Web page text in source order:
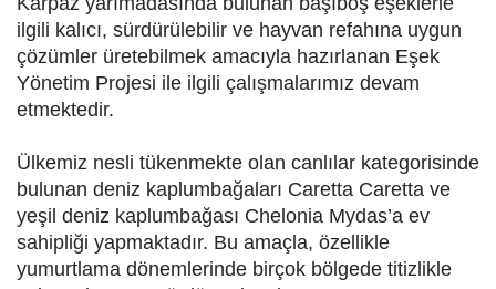
ilgili kalıcı, sürdürülebilir ve hayvan refahına uygun
çözümler üretebilmek amacıyla hazırlanan Eşek
Yönetim Projesi ile ilgili çalışmalarımız devam
etmektedir.
Ülkemiz nesli tükenmekte olan canlılar kategorisinde
bulunan deniz kaplumbağaları Caretta Caretta ve
yeşil deniz kaplumbağası Chelonia Mydas’a ev
sahipliği yapmaktadır. Bu amaçla, özellikle
yumurtlama dönemlerinde birçok bölgede titizlikle